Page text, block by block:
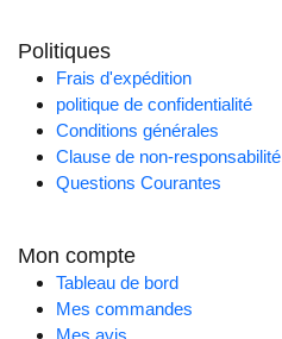
Politiques
Frais d'expédition
politique de confidentialité
Conditions générales
Clause de non-responsabilité
Questions Courantes
Mon compte
Tableau de bord
Mes commandes
Mes avis